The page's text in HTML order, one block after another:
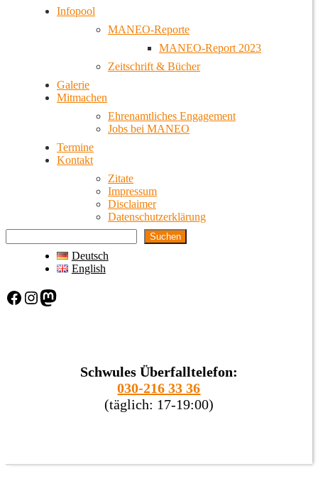
Infopool
MANEO-Reporte
MANEO-Report 2023
Zeitschrift & Bücher
Galerie
Mitmachen
Ehrenamtliches Engagement
Jobs bei MANEO
Termine
Kontakt
Zitate
Impressum
Disclaimer
Datenschutzerklärung
Suchen
Deutsch
English
Facebook Instagram Mastodon
Schwules Überfalltelefon:
030-216 33 36
(täglich: 17-19:00)